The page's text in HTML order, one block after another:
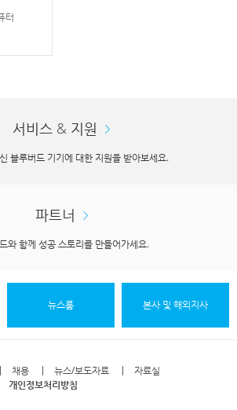
터
서비스 & 지원
블루버드 기기에 대한 지원을 받아보세요.
파트너
와 함께 성공 스토리를 만들어가세요.
뉴스룸 본사 및 해외지사
채용 뉴스/보도자료
자료실
개인정보처리방침